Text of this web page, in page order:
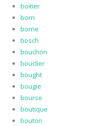
boitier
born
borne
bosch
bouchon
bouclier
bought
bougie
bourse
boutique
bouton